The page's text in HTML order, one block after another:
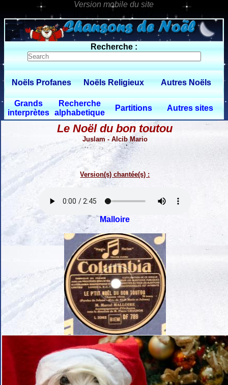
0 $limitbot 1 $limittot 2
Recherche :
Noëls Profanes Noëls Religieux Autres Noëls
Grands
interprètes
Recherche
alphabetique
Partitions Autres sites
Le Noël du bon toutou
Juslam - Alcib Mario
Version(s) chantée(s) :
Malloire